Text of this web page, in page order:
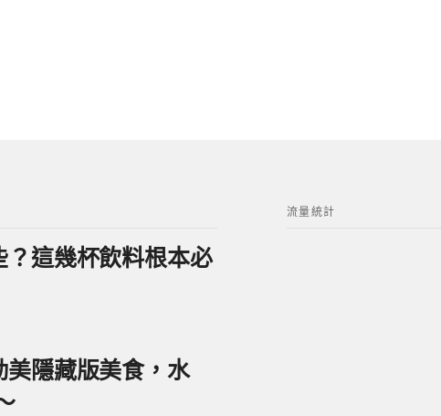
？這幾杯飲料根本必
美隱藏版美食，水
流量統計